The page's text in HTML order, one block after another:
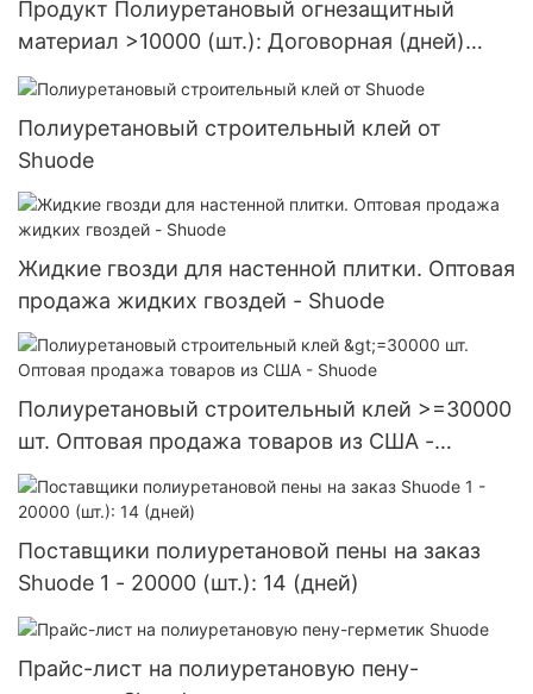
Продукт Полиуретановый огнезащитный
материал >10000 (шт.): Договорная (дней)
>=30000 шт. Поставщики из США 7
Полиуретановый строительный клей от
Shuode
Жидкие гвозди для настенной плитки. Оптовая
продажа жидких гвоздей - Shuode
Полиуретановый строительный клей >=30000
шт. Оптовая продажа товаров из США -
Shuode
Поставщики полиуретановой пены на заказ
Shuode 1 - 20000 (шт.): 14 (дней)
Прайс-лист на полиуретановую пену-